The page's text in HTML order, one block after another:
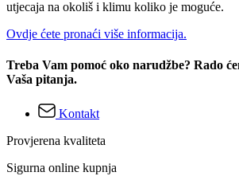
utjecaja na okoliš i klimu koliko je moguće.
Ovdje ćete pronaći više informacija.
Treba Vam pomoć oko narudžbe? Rado
Vaša pitanja.
Kontakt
Provjerena kvaliteta
Sigurna online kupnja